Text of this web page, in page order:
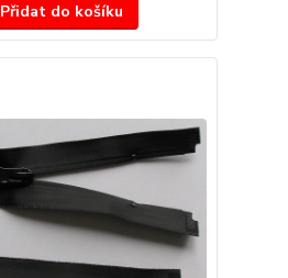
Přidat do košíku